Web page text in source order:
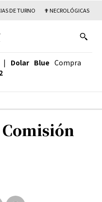
DE TURNO ✟ NECROLÓGICAS
| Dolar Blue Compra